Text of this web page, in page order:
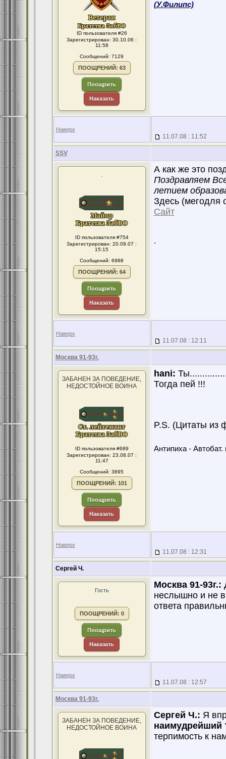
ID пользователя #26
Зарегистрирован: 30.10.06 :
11:58
Сообщений: 7129
ПООЩРЕНИЙ: 63
Поощрить
Наказать
(У.Филипс)
Наверх
11.07.08 : 11:52
SSV
.
ID пользователя #754
Зарегистрирован: 20.09.07 :
15:15
Сообщений: 6988
ПООЩРЕНИЙ: 64
Поощрить
Наказать
А как же это
Поздравляем
летием
Здесь (мегодля
Сайт
.
Наверх
11.07.08 : 12:11
Москва 91-93г.
ЗАБАНЕН ЗА ПОВЕДЕНИЕ,
НЕДОСТОЙНОЕ ВОИНА
ID пользователя #689
Зарегистрирован: 23.08.07 :
11:47
Сообщений: 3895
ПООЩРЕНИЙ: 101
Поощрить
Наказать
hani:
Тогда пей !!!
P.S. (Цитаты из
Антипиха - Автобат.
Наверх
11.07.08 : 12:31
Сергей Ч.
Гость
ПООЩРЕНИЙ: 0
Поощрить
Наказать
Москва 91-93г.:
неслышно и не
ответа
Наверх
11.07.08 : 12:57
Москва 91-93г.
ЗАБАНЕН ЗА ПОВЕДЕНИЕ,
НЕДОСТОЙНОЕ ВОИНА
Сергей Ч.: Я
наимудрейший
терпимость к